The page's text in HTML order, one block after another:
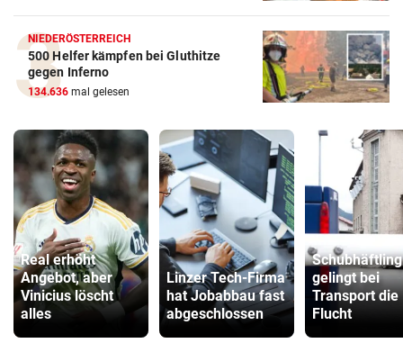
NIEDERÖSTERREICH
500 Helfer kämpfen bei Gluthitze
gegen Inferno
134.636 mal gelesen
Real erhöht
Angebot, aber
Vinicius löscht
alles
Linzer Tech-Firma
hat Jobabbau fast
abgeschlossen
Schubhäftling
gelingt bei
Transport die
Flucht